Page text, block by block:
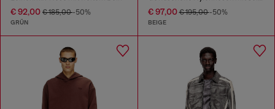
€ 92,00 € 185,00-50%
GRÜN
€ 97,00€ 195,00-50%
BEIGE